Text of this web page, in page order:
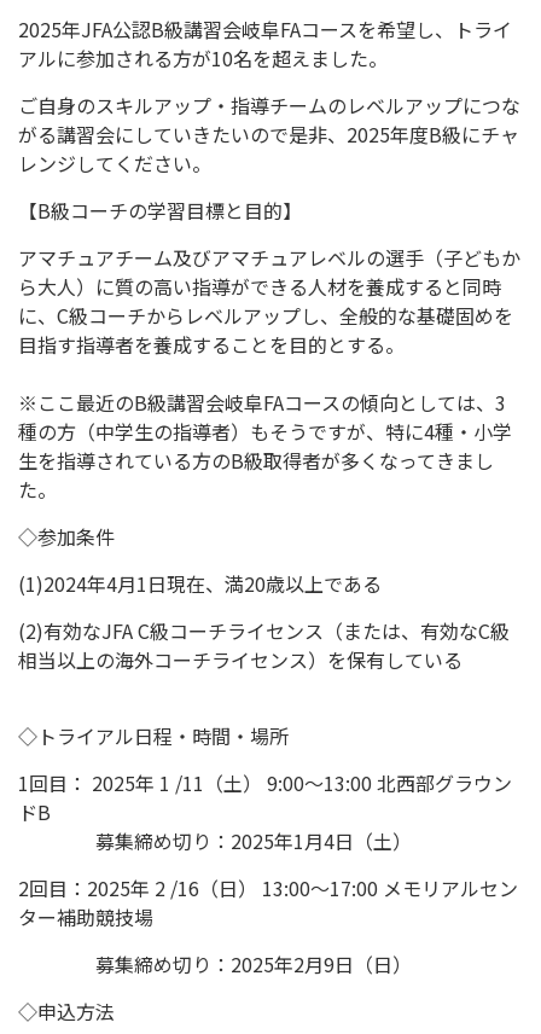
2025年JFA公認B級講習会岐阜FAコースを希望し、トライ
アルに参加される方が10名を超えました。
ご自身のスキルアップ・指導チームのレベルアップにつな
がる講習会にしていきたいので是非、2025年度B級にチャ
レンジしてください。
【B級コーチの学習目標と目的】
アマチュアチーム及びアマチュアレベルの選手（子どもか
ら大人）に質の高い指導ができる人材を養成すると同時
に、C級コーチからレベルアップし、全般的な基礎固めを
目指す指導者を養成することを目的とする。
※ここ最近のB級講習会岐阜FAコースの傾向としては、3
種の方（中学生の指導者）もそうですが、特に4種・小学
生を指導されている方のB級取得者が多くなってきまし
た。
◇参加条件
(1)2024年4月1日現在、満20歳以上である
(2)有効なJFA C級コーチライセンス（または、有効なC級
相当以上の海外コーチライセンス）を保有している
◇トライアル日程・時間・場所
1回目： 2025年 1 /11（土） 9:00〜13:00 北西部グラウン
ドB
募集締め切り：2025年1月4日（土）
2回目：2025年 2 /16（日） 13:00〜17:00 メモリアルセン
ター補助競技場
募集締め切り：2025年2月9日（日）
◇申込方法